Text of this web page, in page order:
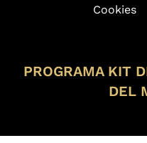
Cookies
PROGRAMA KIT
DEL